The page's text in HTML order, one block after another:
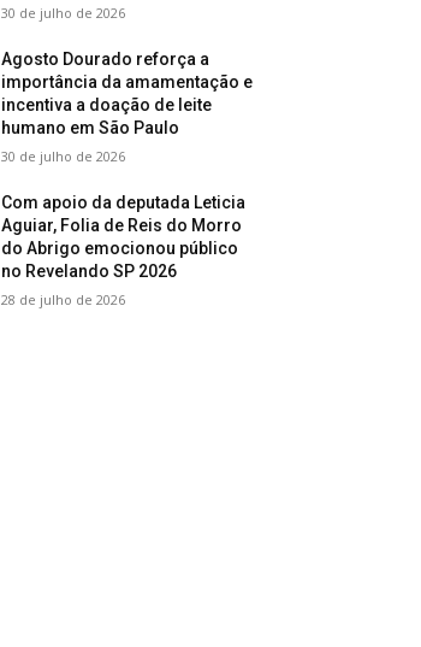
30 de julho de 2026
Agosto Dourado reforça a
importância da amamentação e
incentiva a doação de leite
humano em São Paulo
30 de julho de 2026
Com apoio da deputada Leticia
Aguiar, Folia de Reis do Morro
do Abrigo emocionou público
no Revelando SP 2026
28 de julho de 2026